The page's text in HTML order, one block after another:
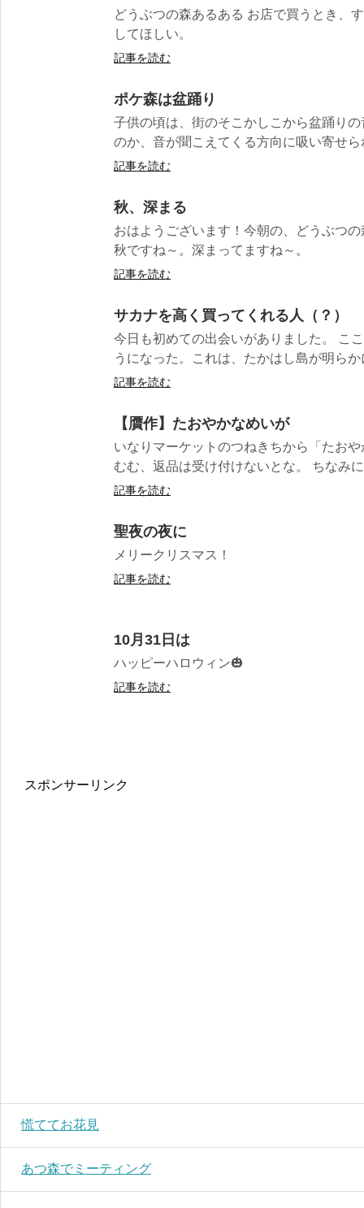
どうぶつの森あるある お店で買うとき、
してほしい。
記事を読む
ポケ森は盆踊り
子供の頃は、街のそこかしこから盆踊り
のか、音が聞こえてくる方向に吸い寄せ
記事を読む
秋、深まる
おはようございます！今朝の、どうぶつ
秋ですね～。深まってますね～。
記事を読む
サカナを高く買ってくれる人（？）
今日も初めての出会いがありました。 こ
うになった。これは、たかはし島が明ら
記事を読む
【贋作】たおやかなめいが
いなりマーケットのつねきちから「たお
むむ、返品は受け付けないとな。 ちなみ
記事を読む
聖夜の夜に
メリークリスマス！
記事を読む
10月31日は
ハッピーハロウィン🎃
記事を読む
スポンサーリンク
慌ててお花見
あつ森でミーティング